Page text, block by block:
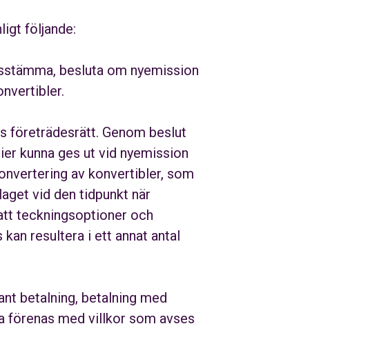
följande:
besluta om nyemission
företrädesrätt. Genom beslut
kunna ges ut vid nyemission
av konvertibler, som
vid den tidpunkt när
teckningsoptioner och
resultera i ett annat antal
betalning, betalning med
förenas med villkor som avses